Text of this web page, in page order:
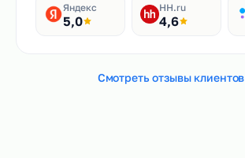
Яндекс
5,0
HH.ru
4,6
Смотреть отзывы клиентов